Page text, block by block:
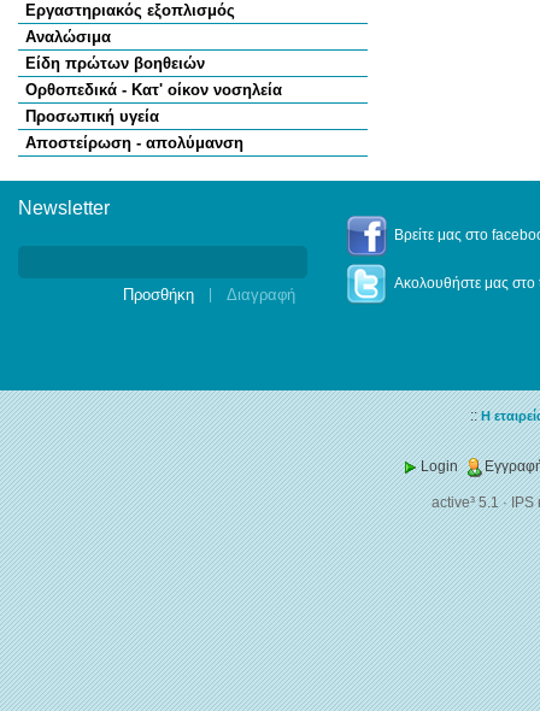
Εργαστηριακός εξοπλισμός
Αναλώσιμα
Είδη πρώτων βοηθειών
Ορθοπεδικά - Κατ' οίκον νοσηλεία
Προσωπική υγεία
Αποστείρωση - απολύμανση
Newsletter
Βρείτε μας στο
Ακολουθήστε μας στο
::Η
Login
active³ 5.1·IPS